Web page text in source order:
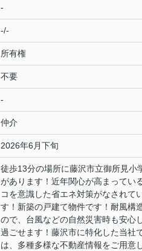
-
-/-
所有権
不要
-
仲介
2026年6月下旬
徒歩13分の場所に藤沢市立御所見小
があります！近年関心が高まってい
コを意識した省エネ対策がなされて
す！新築の戸建て物件です！耐風構
ので、台風などの自然災害時も安心
過ごせます！藤沢市に特化した当社
は、多種多様な不動産情報をご用意